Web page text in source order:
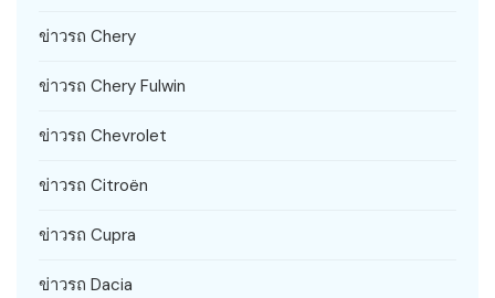
ข่าวรถ Chery
ข่าวรถ Chery Fulwin
ข่าวรถ Chevrolet
ข่าวรถ Citroën
ข่าวรถ Cupra
ข่าวรถ Dacia